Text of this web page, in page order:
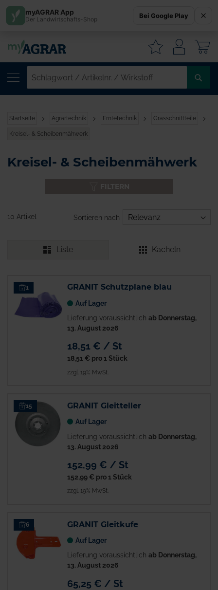
/
Startseite Agrartechnik Erntetechnik Grasschnittteile
Kreisel- & Scheibenmähwerk
Kreisel- & Scheibenmähwerk
10 Artikel Sortieren nach
Liste Kacheln
1 GRANIT Schutzplane blau
Auf Lager
Lieferung voraussichtlich ab Donnerstag,
13. August 2026
18,51 € / St
18,51 € pro 1 Stück
zzgl. 19% MwSt.
15 GRANIT Gleitteller
Auf Lager
Lieferung voraussichtlich ab Donnerstag,
13. August 2026
152,99 € / St
152,99 € pro 1 Stück
zzgl. 19% MwSt.
6 GRANIT Gleitkufe
Auf Lager
Lieferung voraussichtlich ab Donnerstag,
13. August 2026
65,25 € / St
myAGRAR App
Der Landwirtschafts-Shop Bei Google Play